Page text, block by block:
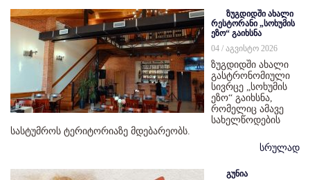
ზუგდიდში ახალი
რესტორანი „სოხუმის
ეზო“ გაიხსნა
04 / აგვისტო 2026
ზუგდიდში ახალი
გასტრონომიული
სივრცე „სოხუმის
ეზო“ გაიხსნა,
რომელიც ამავე
სახელწოდების
სასტუმროს ტერიტორიაზე მდებარეობს.
სრულად
გუნია